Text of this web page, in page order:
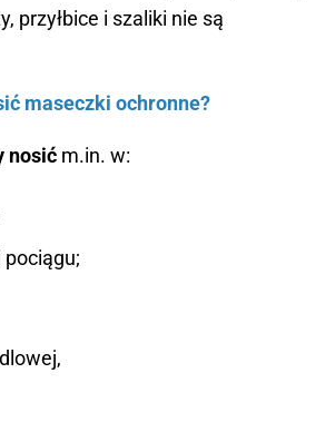
przyłbice i szaliki nie są
maseczki ochronne?
nosić m.in. w: